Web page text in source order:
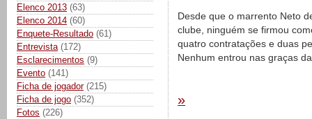
Elenco 2013 (63)
Elenco 2014 (60)
Enquete-Resultado (61)
Entrevista (172)
Esclarecimentos (9)
Evento (141)
Ficha de jogador (215)
Ficha de jogo (352)
Fotos (226)
Desde que o marrento Neto
clube, ninguém se firmou
quatro contratações e duas
Nenhum entrou nas graças
»